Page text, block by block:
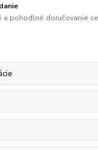
a pohodlné doručovanie